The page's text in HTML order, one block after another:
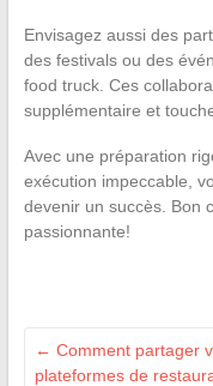
Envisagez aussi des
des festivals ou des
food truck. Ces
supplémentaire et
Avec une préparation
exécution impeccable,
devenir un succès. Bon
passionnante!
← Comment partager
plateformes de